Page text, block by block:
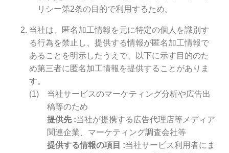
リシー第2条の目的で利用するため。
当社は、匿名加工情報を元に特定の個人を識別す
る行為を禁止し、提供する情報が匿名加工情報で
あることを明示したうえで、以下に示す目的のた
め第三者に匿名加工情報を提供することがありま
す。
当社サービスのマーケティング分析や広告出
稿等のため
提供先 当社が提携する広告代理店等メディア
関連企業、マーケティング調査会社等
提供する情報の項目
当社サービス利用者にま